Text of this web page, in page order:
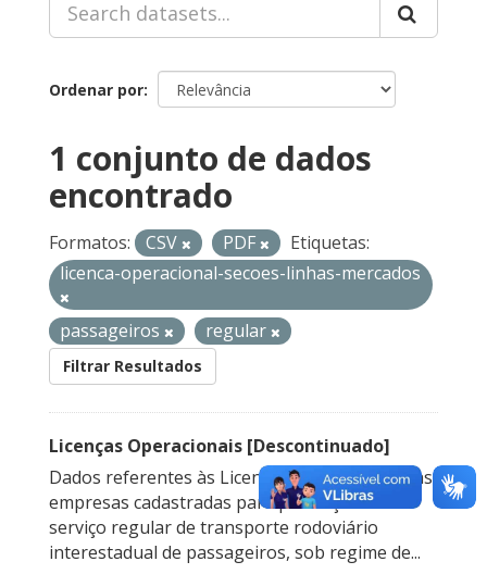
Ordenar por
1 conjunto de dados
encontrado
Formatos: CSV PDF
Etiquetas:
licenca-operacional-secoes-linhas-mercados
passageiros regular
Filtrar Resultados
Licenças Operacionais [Descontinuado]
Dados referentes às Licenças Operacionais das
empresas cadastradas para prestação do
serviço regular de transporte rodoviário
interestadual de passageiros, sob regime de...